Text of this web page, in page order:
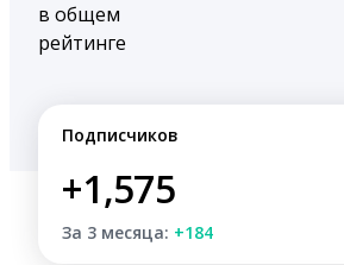
в общем
рейтинге
Подписчиков
+1,575
За 3 месяца: +184